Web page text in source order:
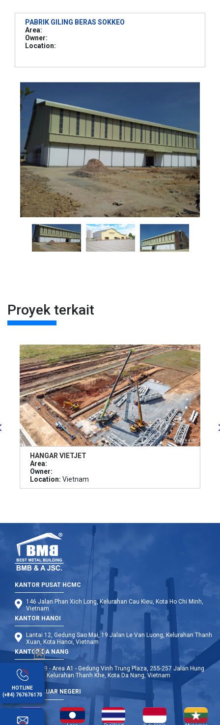
PABRIK GILING BERAS SOKKEO
Area:
Owner:
Location:
Proyek terkait
HANGAR VIETJET
Area:
Owner:
Location: Vietnam
KANTOR PUSAT HCMC
146 Jalan Phan Xich Long, Kelurahan Cau Kieu, Kota Ho Chi Minh,
Vietnam
KANTOR HANOI
Lantai 12, Gedung Sao Mai, 19 Jalan Le Van Luong, Kelurahan Thanh
Xuan, Kota Hanoi, Vietnam
KANTOR DA NANG
Lantai 9 - Area A1 - Gedung Vinh Trung Plaza, 255-257 Jalan Hung
Vuong, Kelurahan Thanh Khe, Kota Da Nang, Vietnam
CABANG LUAR NEGERI
HOTLINE
(+84) 767676170